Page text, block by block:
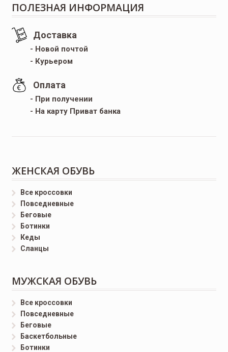
ПОЛЕЗНАЯ ИНФОРМАЦИЯ
Доставка
- Новой почтой
- Курьером
Оплата
- При получении
- На карту Приват банка
ЖЕНСКАЯ ОБУВЬ
Все кроссовки
Повседневные
Беговые
Ботинки
Кеды
Сланцы
МУЖСКАЯ ОБУВЬ
Все кроссовки
Повседневные
Беговые
Баскетбольные
Ботинки